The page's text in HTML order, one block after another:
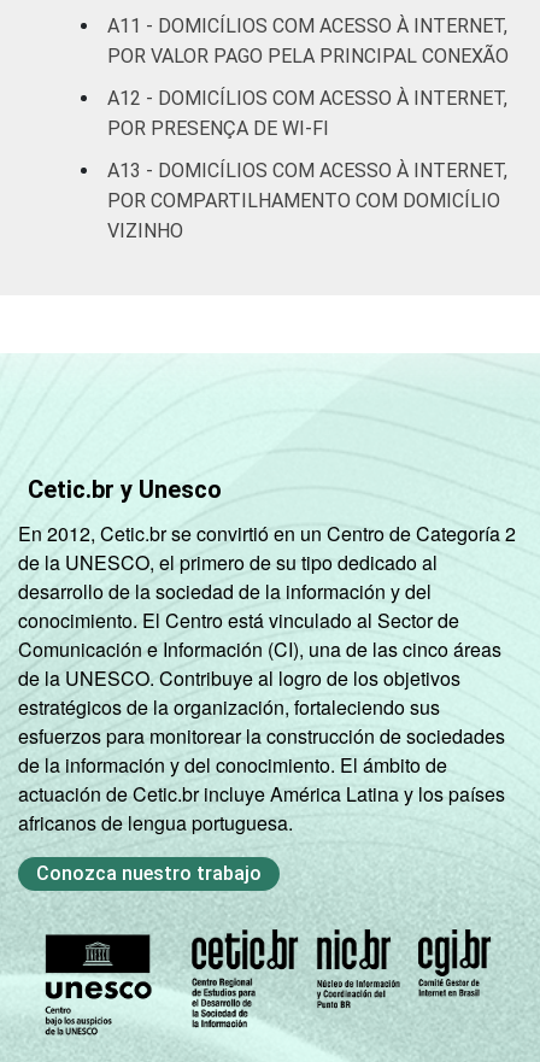
informação e comunicação nos domicílios
brasileiros - TIC Domicílios 2022.
A11 - DOMICÍLIOS COM ACESSO À INTERNET,
POR VALOR PAGO PELA PRINCIPAL CONEXÃO
A12 - DOMICÍLIOS COM ACESSO À INTERNET,
POR PRESENÇA DE WI-FI
A13 - DOMICÍLIOS COM ACESSO À INTERNET,
POR COMPARTILHAMENTO COM DOMICÍLIO
VIZINHO
Cetic.br y Unesco
En 2012, Cetic.br se convirtió en un Centro de Categoría 2
de la UNESCO, el primero de su tipo dedicado al
desarrollo de la sociedad de la información y del
conocimiento. El Centro está vinculado al Sector de
Comunicación e Información (CI), una de las cinco áreas
de la UNESCO. Contribuye al logro de los objetivos
estratégicos de la organización, fortaleciendo sus
esfuerzos para monitorear la construcción de sociedades
de la información y del conocimiento. El ámbito de
actuación de Cetic.br incluye América Latina y los países
africanos de lengua portuguesa.
Conozca nuestro trabajo